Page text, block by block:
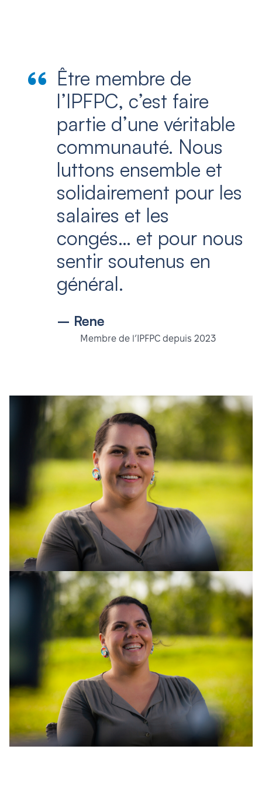
Être membre de
l’IPFPC, c’est faire
partie d’une véritable
communauté. Nous
luttons ensemble et
solidairement pour les
salaires et les
congés… et pour nous
sentir soutenus en
général.
– Rene
Membre de l’IPFPC depuis 2023